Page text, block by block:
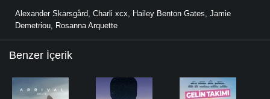
Alexander Skarsgård, Charli xcx, Hailey Benton Gates, Jamie
Demetriou, Rosanna Arquette
Benzer İçerik